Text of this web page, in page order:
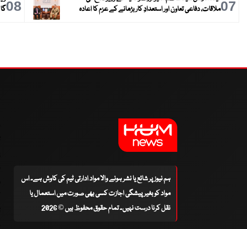
07ملاقات، دفاعی تعاون اور استعدادِ کار بڑھانے کے عزم کا اعادہ
08گا
ہم نیوز پر شائع یا نشر ہونے والا مواد ادارتی ٹیم کی کاوش ہے۔ اس
مواد کو بغیر پیشگی اجازت کسی بھی صورت میں استعمال یا
نقل کرنا درست نہیں۔ تمام حقوق محفوظ ہیں © 2026